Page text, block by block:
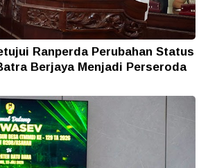
Ranperda Perubahan Status
Berjaya Menjadi Perseroda